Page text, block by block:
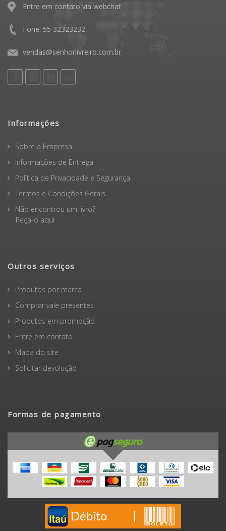
Entre em contato via webchat
Fone: 55 32323232
vendas@senhorlivreiro.com.br
Informações
Sobre a Empresa
Informações de Entrega
Política de Privacidade e Segurança
Termos e Condições Gerais
Não encontrou um livro?
Peça-o aqui
Outros serviços
Produtos por marca
Comprar vale presentes
Produtos em promoção
Entre em contato
Mapa do site
Solicitar devolução
Formas de pagamento